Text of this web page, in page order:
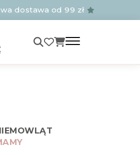
dostawa od 99 zł